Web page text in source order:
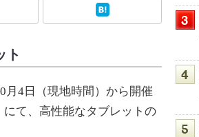
ト
月4日（現地時間）から開催
て、高性能なタブレットの